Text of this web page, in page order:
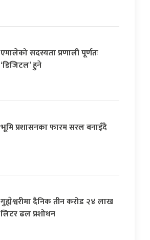
एमालेको सदस्यता प्रणाली पूर्णतः
‘डिजिटल’ हुने
भूमि प्रशासनका फारम सरल बनाइँदै
गुह्येश्वरीमा दैनिक तीन करोड २४ लाख
लिटर ढल प्रशोधन